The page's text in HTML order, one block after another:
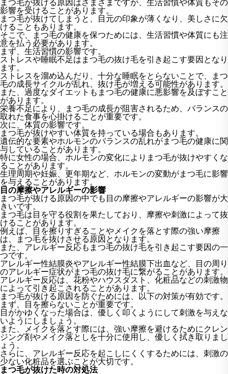
まつ毛が抜ける原因はさまざまですが、生活習慣や体質もその
影響を受けることがあります。
まつ毛が抜けてしまうと、目元の印象が薄くなり、美しさに欠
けることもあります。
そこで、まつ毛の健康を保つためには、生活習慣や体質にも注
意を払う必要があります。
まず、生活習慣の影響です。
ストレスや睡眠不足はまつ毛の抜け毛を引き起こす要因となり
ます。
ストレスを溜め込んだり、十分な睡眠をとらないことで、まつ
毛の成長サイクルが乱れ、抜け毛が増える可能性があります。
また、過度なダイエットもまつ毛の健康に悪影響を及ぼすこと
があります。
栄養不足により、まつ毛の成長が阻害されるため、バランスの
取れた食事を心掛けることが重要です。
次に、体質の影響です。
まつ毛が抜けやすい体質を持っている場合もあります。
遺伝的な要素やホルモンのバランスの乱れがまつ毛の健康に関
与していることがあります。
特に女性の場合、ホルモンの変化によりまつ毛が抜けやすくな
ることがあります。
生理周期や妊娠、更年期など、ホルモンの変動がまつ毛に影響
を与えることがあります。
目の摩擦やアレルギーの影響
まつ毛が抜ける原因の中でも目の摩擦やアレルギーの影響が大
きいです。
まつ毛は目を守る役割を果たしており、摩擦や刺激によって抜
けることがあります。
例えば、目を擦りすぎることやメイクを落とす際の強い摩擦
は、まつ毛を抜けさせる原因となります。
また、アレルギー反応もまつ毛の抜け毛を引き起こす要因の一
つです。
アレルギー性結膜炎やアレルギー性結膜下出血など、目の周り
のアレルギー症状がまつ毛の抜け毛に繋がることがあります。
アレルギー反応は、花粉やハウスダスト、化粧品などの刺激物
によって引き起こされることがあります。
まつ毛が抜ける原因を防ぐためには、以下の対策が有効です。
まず、目を擦らないことが重要です。
目がかゆくなった場合は、優しく叩くようにして刺激を与えな
いようにしましょう。
また、メイクを落とす際には、強い摩擦を避けるためにクレン
ジング剤やメイク落としを十分に使用し、優しく拭き取りまし
ょう。
さらに、アレルギー反応を起こしにくくするためには、刺激の
少ない化粧品を選ぶことが大切です。
まつ毛が抜けた時の対処法